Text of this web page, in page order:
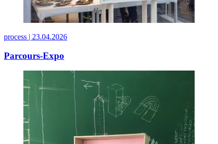
process | 23.04.2026
Parcours-Expo